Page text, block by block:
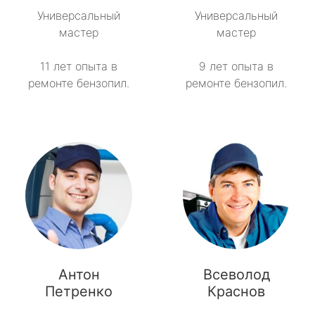
Универсальный
мастер
11 лет опыта в
ремонте бензопил.
Универсальный
мастер
9 лет опыта в
ремонте бензопил.
Антон
Петренко
Всеволод
Краснов